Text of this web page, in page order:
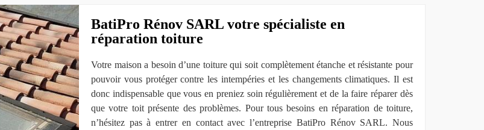
BatiPro Rénov SARL votre spécialiste en
réparation toiture
Votre maison a besoin d’une toiture qui soit complètement étanche et résistante pour
pouvoir vous protéger contre les intempéries et les changements climatiques. Il est
donc indispensable que vous en preniez soin régulièrement et de la faire réparer dès
que votre toit présente des problèmes. Pour tous besoins en réparation de toiture,
n’hésitez pas à entrer en contact avec l’entreprise BatiPro Rénov SARL. Nous